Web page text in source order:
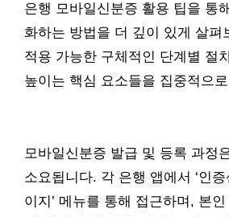
은행 모바일신분증 활용 팁을 통
화하는 방법을 더 깊이 있게 살펴
적용 가능한 구체적인 단계별 절
높이는 핵심 요소들을 집중적으
모바일신분증 발급 및 등록 과정
소요됩니다. 각 은행 앱에서 ‘인증
이지’ 메뉴를 통해 접근하며, 본